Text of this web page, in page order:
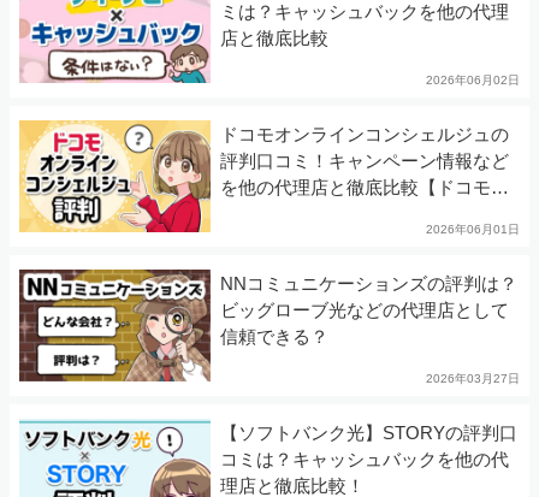
ミは？キャッシュバックを他の代理
店と徹底比較
2026年06月02日
ドコモオンラインコンシェルジュの
評判口コミ！キャンペーン情報など
を他の代理店と徹底比較【ドコモ
2026年06月01日
NNコミュニケーションズの評判は？
ビッグローブ光などの代理店として
信頼できる？
2026年03月27日
【ソフトバンク光】STORYの評判口
コミは？キャッシュバックを他の代
理店と徹底比較！